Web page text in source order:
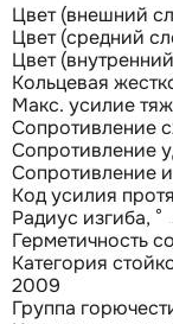
Цвет (внешний
Цвет (средний
Цвет
Кольцевая
Макс. усилие
Сопротивление
Сопротивление
Сопротивление
Код усилия
Радиус изгиба, °
Герметичность
Категория
2009
Группа